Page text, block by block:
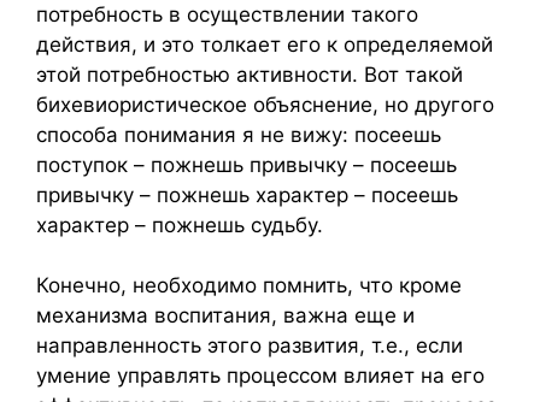
потребность в осуществлении такого
действия, и это толкает его к определяемой
этой потребностью активности. Вот такой
бихевиористическое объяснение, но другого
способа понимания я не вижу: посеешь
поступок – пожнешь привычку – посеешь
привычку – пожнешь характер – посеешь
характер – пожнешь судьбу.
Конечно, необходимо помнить, что кроме
механизма воспитания, важна еще и
направленность этого развития, т.е., если
умение управлять процессом влияет на его